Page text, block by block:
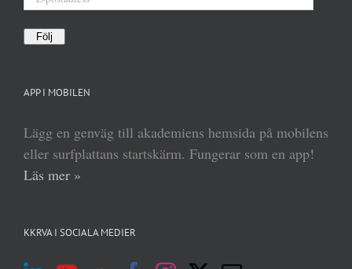
postadress
Följ
APP I MOBILEN
Lägg en genväg till akademiens hemsida på mobilens
eller surfplattans startskärm. Fungerar som en app!
Läs mer »
KKRVA I SOCIALA MEDIER